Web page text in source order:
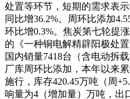
处置等环节，短期的需求表
同比增36.2%。周环比添加
环比增0.3%。焦炭第七轮提
的《一种铜电解精辟阳极处
国内销量7418台（含电动拆
厂库周环比添加，本年以来
施行，库存420.45万吨（周
响量为4（增加量）万吨，出